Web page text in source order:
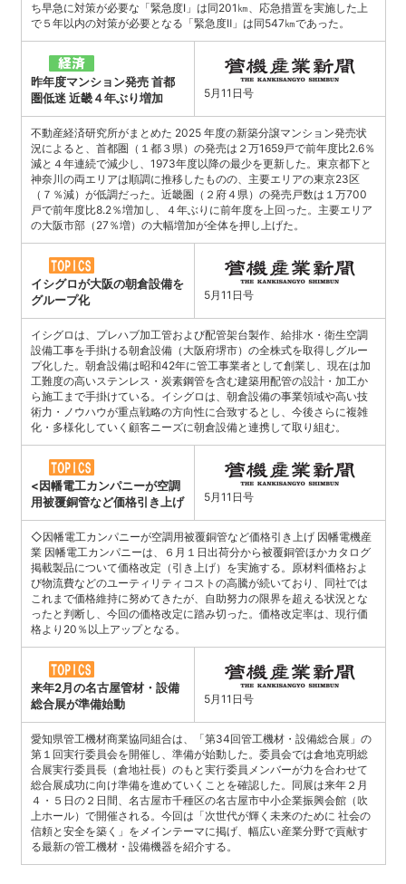
ち早急に対策が必要な「緊急度Ⅰ」は同201㎞、応急措置を実施した上
で５年以内の対策が必要となる「緊急度Ⅱ」は同547㎞であった。
昨年度マンション発売 首都
圏低迷 近畿４年ぶり増加
5月11日号
不動産経済研究所がまとめた 2025 年度の新築分譲マンション発売状
況によると、首都圏（１都３県）の発売は２万1659戸で前年度比2.6％
減と４年連続で減少し、1973年度以降の最少を更新した。東京都下と
神奈川の両エリアは順調に推移したものの、主要エリアの東京23区
（７％減）が低調だった。近畿圏（２府４県）の発売戸数は１万700
戸で前年度比8.2％増加し、４年ぶりに前年度を上回った。主要エリア
の大阪市部（27％増）の大幅増加が全体を押し上げた。
イシグロが大阪の朝倉設備を
グループ化
5月11日号
イシグロは、プレハブ加工管および配管架台製作、給排水・衛生空調
設備工事を手掛ける朝倉設備（大阪府堺市）の全株式を取得しグルー
プ化した。朝倉設備は昭和42年に管工事業者として創業し、現在は加
工難度の高いステンレス・炭素鋼管を含む建築用配管の設計・加工か
ら施工まで手掛けている。イシグロは、朝倉設備の事業領域や高い技
術力・ノウハウが重点戦略の方向性に合致するとし、今後さらに複雑
化・多様化していく顧客ニーズに朝倉設備と連携して取り組む。
<因幡電工カンパニーが空調
用被覆銅管など価格引き上げ
5月11日号
◇因幡電工カンパニーが空調用被覆銅管など価格引き上げ 因幡電機産
業 因幡電工カンパニーは、６月１日出荷分から被覆銅管ほかカタログ
掲載製品について価格改定（引き上げ）を実施する。原材料価格およ
び物流費などのユーティリティコストの高騰が続いており、同社では
これまで価格維持に努めてきたが、自助努力の限界を超える状況とな
ったと判断し、今回の価格改定に踏み切った。価格改定率は、現行価
格より20％以上アップとなる。
来年2月の名古屋管材・設備
総合展が準備始動
5月11日号
愛知県管工機材商業協同組合は、「第34回管工機材・設備総合展」の
第１回実行委員会を開催し、準備が始動した。委員会では倉地克明総
合展実行委員長（倉地社長）のもと実行委員メンバーが力を合わせて
総合展成功に向け準備を進めていくことを確認した。同展は来年２月
４・５日の２日間、名古屋市千種区の名古屋市中小企業振興会館（吹
上ホール）で開催される。今回は「次世代が輝く未来のために 社会の
信頼と安全を築く」をメインテーマに掲げ、幅広い産業分野で貢献す
る最新の管工機材・設備機器を紹介する。